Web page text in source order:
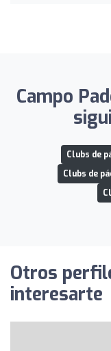
Campo
Clubs de
Clubs de
Otros
interesarte